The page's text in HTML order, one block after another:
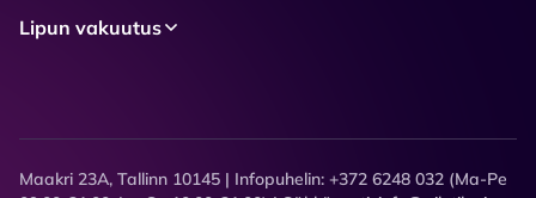
Lipun vakuutus
Maakri 23A, Tallinn 10145 | Infopuhelin: +372 6248 032 (Ma-Pe